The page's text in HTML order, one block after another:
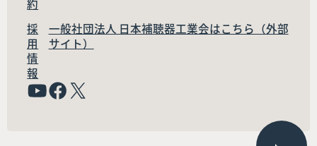
約
採
用
情
報
一般社団法人 日本補聴器工業会はこちら（外部
サイト）